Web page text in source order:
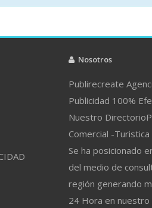
Nosotros
Publirecreate
Publicidad 100%
Nuestro
Comercial -
Se ha posicionado
del medio de
región generando
24 Hora en nuestro